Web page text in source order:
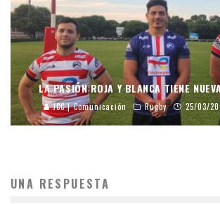
LA PASIÓN ROJA Y BLANCA TIENE
JCC | Comunicación Rugby 25/03/
UNA RESPUESTA